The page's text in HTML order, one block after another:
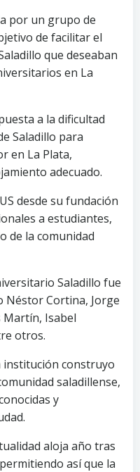
por un grupo de
de facilitar el
que deseaban
en La
a la dificultad
Saladillo para
en La Plata,
adecuado.
desde su fundación
a estudiantes,
de la comunidad
Saladillo fue
Néstor Cortina, Jorge
Martín, Isabel
otros.
institución construyo
saladillense,
y
aloja año tras
así que la